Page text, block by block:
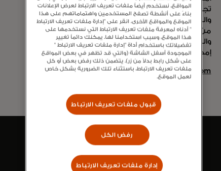
تجتمع التكنولوجيا والابتكار والشراكات
والشبكات الخاصة بنا لتقديم مجموعة فريدة
من المنتجات والخدمات التي تساعد الناس
والشركات والحكومات على تحقيق أكبر
إمكاناتهم.
www.mastercard.com
المواقع، نستخدم أيضاً ملفات تعريف الارتباط لعرض الإعلانات
بناءً على أنشطة تصفح المستخدمين واهتماماتهم على هذا
الموقع والمواقع الأخرى. انقر على "إدارة ملفات تعريف الارتباط
" أدناه لمعرفة ملفات تعريف الارتباط التي نستخدمها على
هذا الموقع، وسبب استخدامنا لها. يمكنك دائماً تغيير
تفضيلاتك باستخدام أداة "إدارة ملفات تعريف الارتباط "
الموجودة أسفل الشاشة (والتي قد تظهر في بعض المواقع
على شكل رابط بدلاً من زر). يتضمن ذلك رفض بعض أو كل
ملفات تعريف الارتباط، باستثناء تلك الضرورية بشكل خاص
لعمل الموقع.
قبول ملفات تعريف الارتباط
رفض الكل
إدارة ملفات تعريف الارتباط